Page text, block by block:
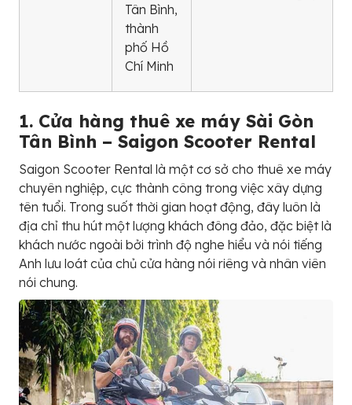
Tân Bình,
thành
phố Hồ
Chí Minh
1. Cửa hàng thuê xe máy Sài Gòn
Tân Bình – Saigon Scooter Rental
Saigon Scooter Rental là một cơ sở cho thuê xe máy
chuyên nghiệp, cực thành công trong việc xây dựng
tên tuổi. Trong suốt thời gian hoạt động, đây luôn là
địa chỉ thu hút một lượng khách đông đảo, đặc biệt là
khách nước ngoài bởi trình độ nghe hiểu và nói tiếng
Anh lưu loát của chủ cửa hàng nói riêng và nhân viên
nói chung.